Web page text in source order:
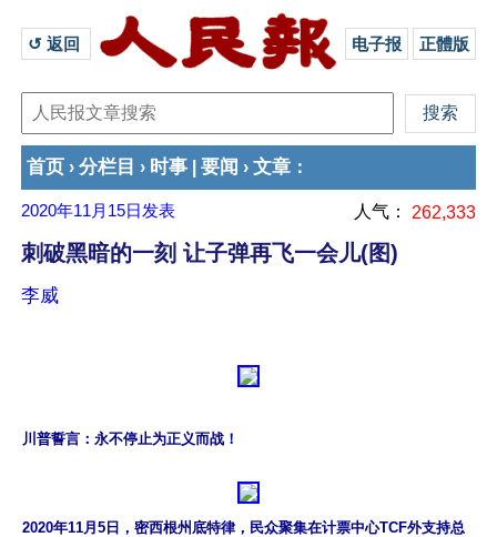
↺ 返回 电子报 正體版
首页 › 分栏目 › 时事 要闻 › 文章 ：
2020年11月15日 发表 人气： 262,333
刺破黑暗的一刻 让子弹再飞一会儿(图)
李威
川普誓言：永不停止为正义而战！
2020年11月5日，密西根州底特律，民众聚集在计票中心TCF外支持总